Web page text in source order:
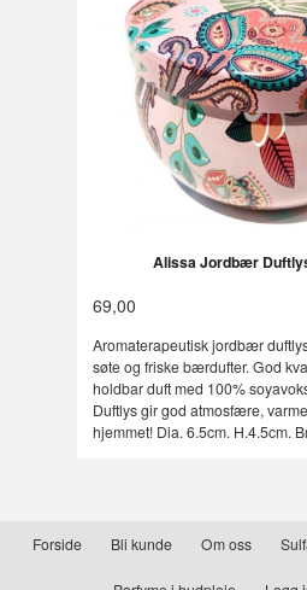
Alissa Jordbær
69,00
Aromaterapeutisk jordbær
søte og friske bærdufter. God
holdbar duft med 100%
Duftlys gir god atmosfære,
hjemmet! Dia. 6.5cm. H.4.5cm.
Forside Bli kunde Om oss